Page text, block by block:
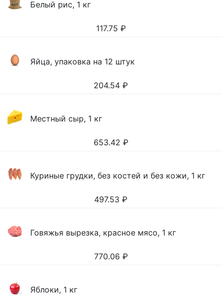
Белый рис, 1 кг
117.75 ₽
Яйца, упаковка на 12 штук
204.54 ₽
Местный сыр, 1 кг
653.42 ₽
Куриные грудки, без костей и без кожи, 1 кг
497.53 ₽
Говяжья вырезка, красное мясо, 1 кг
770.06 ₽
Яблоки, 1 кг